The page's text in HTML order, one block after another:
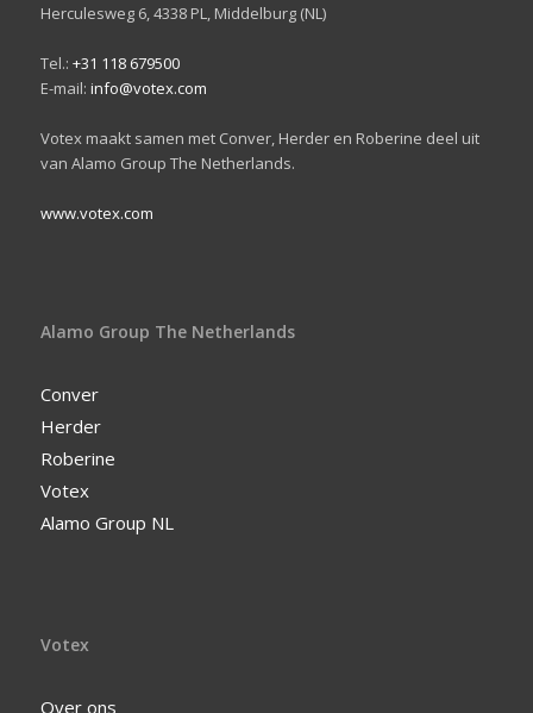
Herculesweg 6, 4338 PL, Middelburg (NL)
Tel.: +31 118 679500
E-mail: info@votex.com
Votex maakt samen met Conver, Herder en Roberine deel uit
van Alamo Group The Netherlands.
www.votex.com
Alamo Group The Netherlands
Conver
Herder
Roberine
Votex
Alamo Group NL
Votex
Over ons